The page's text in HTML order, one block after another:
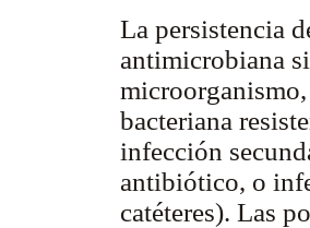
La persistencia
antimicrobiana
bacteriana
infección
antibiótico, o
catéteres). Las